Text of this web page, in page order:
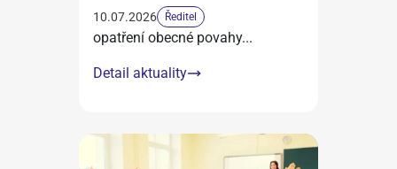
10.07.2026 Ředitel
opatření obecné povahy...
Detail aktuality